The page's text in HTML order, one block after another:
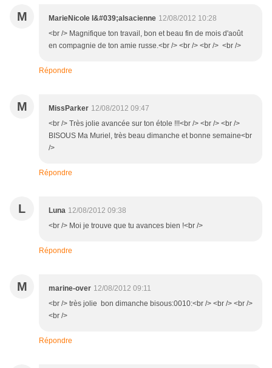
M MarieNicole l&#039;alsacienne 12/08/2012 10:28
<br /> Magnifique ton travail, bon et beau fin de mois d'août
en compagnie de ton amie russe.<br /> <br /> <br /> <br />
Répondre
M MissParker 12/08/2012 09:47
<br /> Très jolie avancée sur ton étole !!!<br /> <br /> <br />
BISOUS Ma Muriel, très beau dimanche et bonne semaine<br
/>
Répondre
L Luna 12/08/2012 09:38
<br /> Moi je trouve que tu avances bien !<br />
Répondre
M marine-over 12/08/2012 09:11
<br /> très jolie bon dimanche bisous:0010:<br /> <br /> <br />
<br />
Répondre